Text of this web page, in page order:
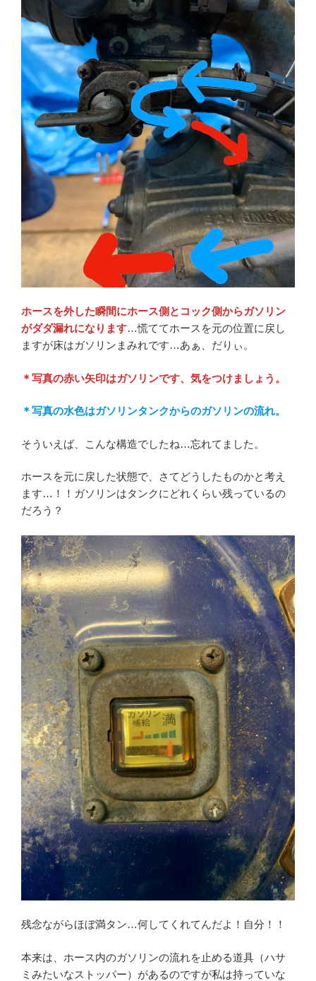
ホースを外した瞬間にホース側とコック側からガソリン
がダダ漏れになります…慌ててホースを元の位置に戻し
ますが床はガソリンまみれです…あぁ、だりぃ。
＊写真の赤い矢印はガソリンです、気をつけましょう。
＊写真の水色はガソリンタンクからのガソリンの流れ。
そういえば、こんな構造でしたね…忘れてました。
ホースを元に戻した状態で、さてどうしたものかと考え
ます…！！ガソリンはタンクにどれくらい残っているの
だろう？
残念ながらほぼ満タン…何してくれてんだよ！自分！！
本来は、ホース内のガソリンの流れを止める道具（ハサ
ミみたいなストッパー）があるのですが私は持っていな